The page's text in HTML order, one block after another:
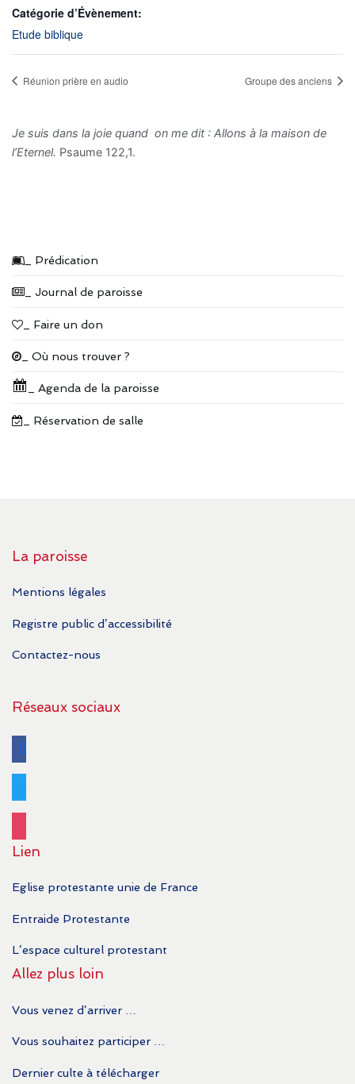
Catégorie d’Évènement:
Etude biblique
Réunion prière en audio Groupe des anciens
Je suis dans la joie quand on me dit : Allons à la maison de
l’Eternel. Psaume 122,1.
_ Prédication
_ Journal de paroisse
_ Faire un don
_ Où nous trouver ?
_ Agenda de la paroisse
_ Réservation de salle
La paroisse
Mentions légales
Registre public d’accessibilité
Contactez-nous
Réseaux sociaux
facebook
Lien
Eglise protestante unie de France
Entraide Protestante
L’espace culturel protestant
Allez plus loin
Vous venez d’arriver …
Vous souhaitez participer …
Dernier culte à télécharger